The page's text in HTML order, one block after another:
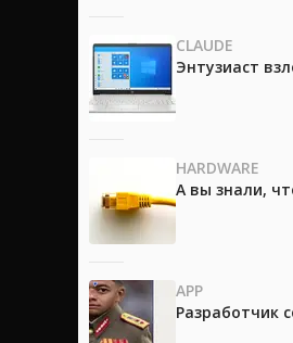
CLAUDE
Энтузиаст
HARDWARE
А вы знали,
APP
Разработчик